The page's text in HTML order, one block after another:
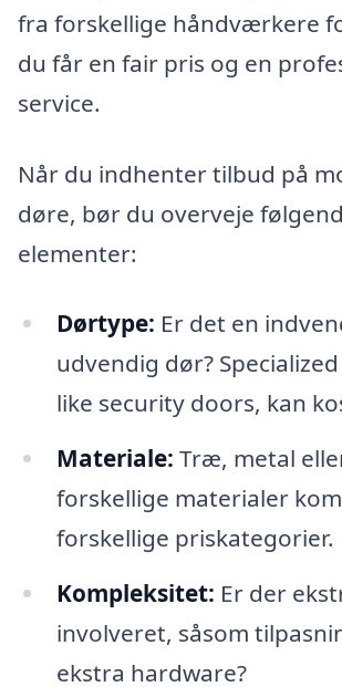
fra forskellige håndværkere
du får en fair pris og en
service.
Når du indhenter tilbud på
døre, bør du overveje
elementer:
Dørtype: Er det en
udvendig dør?
like security doors, kan
Materiale: Træ, metal
forskellige materialer
forskellige priskategorier.
Kompleksitet: Er der
involveret, såsom
ekstra hardware?